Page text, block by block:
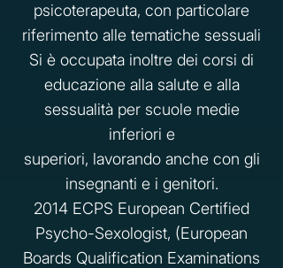
psicoterapeuta, con particolare
riferimento alle tematiche sessuali
Si è occupata inoltre dei corsi di
educazione alla salute e alla
sessualità per scuole medie
inferiori e
superiori, lavorando anche con gli
insegnanti e i genitori.
2014 ECPS European Certified
Psycho-Sexologist, (European
Boards Qualification Examinations